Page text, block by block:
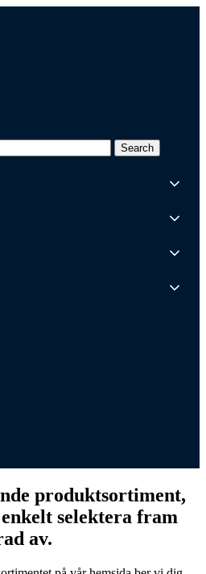
produktsortiment,
selektera fram
av.